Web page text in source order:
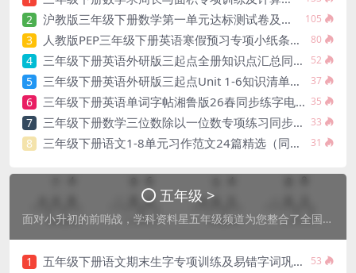
2 沪教版三年级下册数学第一单元达标测试卷及核心考点专项练习 105
3 人教版PEP三年级下册英语寒假预习专项小纸条电子版资料下载 80
4 三年级下册英语外研版三起点全册知识点汇总同步复习电子版下载 52
5 三年级下册英语外研版三起点Unit 1-6知识清单同步考点汇总电子版 37
6 三年级下册英语单词字帖湘鲁版26春同步练字电子版资料下载 35
7 三年级下册数学三位数除以一位数专项练习同步计算强化训练电子版 33
8 三年级下册语文1-8单元习作范文24篇精选（同步课本满分作文指导） 31
五年级 >
面对小升初的前哨战，学科资料星五年级频道为您整合了全国优质的教育资源。重点包含五年级数学分数方程专项、语文古诗词赏析、英语语法全解。我们汇集了各地区五上、五下期中期末考试真题，并针对重难点考点制作了体系化的复习导图与讲义。网站资料保持每日更新，确保师生能够第一时间获取具备强时效性的备考电子文档。
1 五年级下册语文期末生字专项训练及易错字词巩固电子版 53